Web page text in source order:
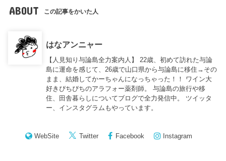
ABOUT この記事をかいた人
はなアンニャー
【人見知り与論島全力案内人】 22歳、初めて訪れた与論
島に運命を感じて、26歳で山口県から与論島に移住→その
まま、結婚してかーちゃんになっちゃった！！ ワイン大
好きぴちぴちのアラフォー薬剤師。 与論島の旅行や移
住、田舎暮らしについてブログで全力発信中。 ツイッタ
ー、インスタグラムもやっています。
WebSite Twitter Facebook Instagram